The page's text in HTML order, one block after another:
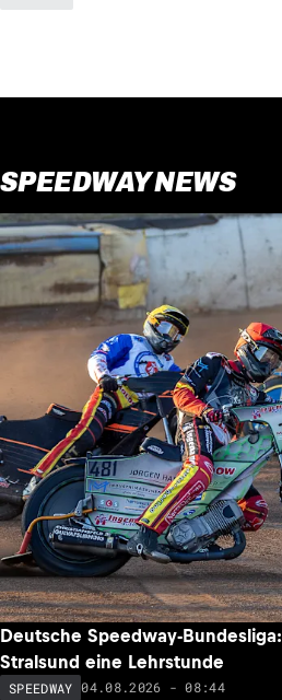
SPEEDWAY NEWS
Deutsche Speedway-
Stralsund eine Lehrstunde
SPEEDWAY 04.08.2026 - 08:44